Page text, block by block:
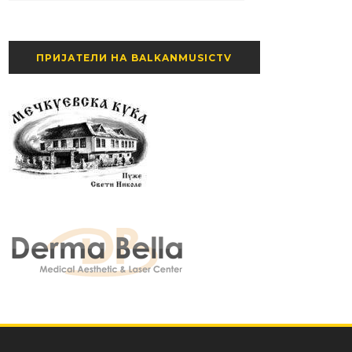
ПРИЈАТЕЛИ НА BALKANMUSICTV